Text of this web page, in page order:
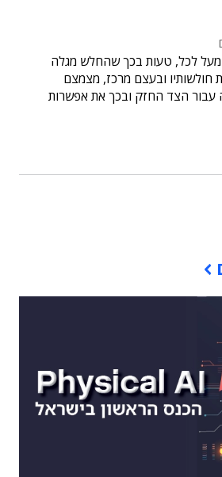
מעל לכל, טעות בכך שהחלש מגלה
חולשותיו ובעצם מרכז, מצמצם
עבור הצד החזק ובכך את אפשרות